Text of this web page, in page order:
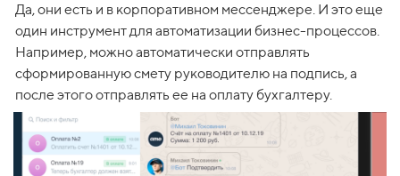
Да, они есть и в корпоративном мессенджере. И это еще
один инструмент для автоматизации бизнес-процессов.
Например, можно автоматически отправлять
сформированную смету руководителю на подпись, а
после этого отправлять ее на оплату бухгалтеру.